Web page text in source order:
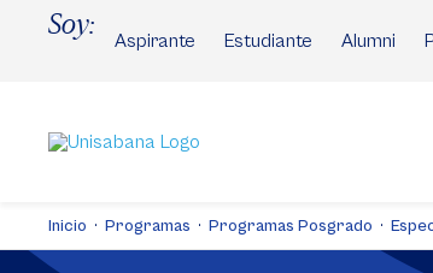
Soy:
Aspirante Estudiante Alumni
Inicio Programas Programas Posgrado